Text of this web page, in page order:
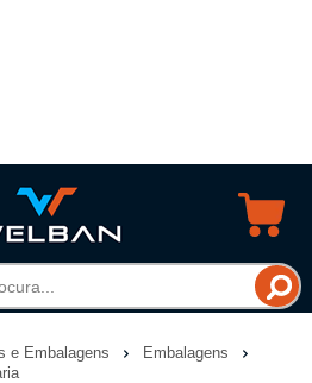
e Embalagens
Embalagens